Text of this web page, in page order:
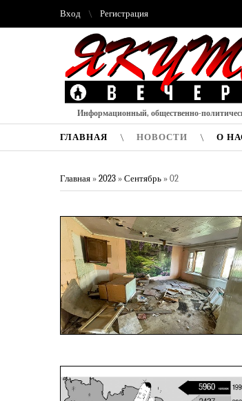
Вход Регистрация
Информационный, общественно-
ГЛАВНАЯ НОВОСТИ О
Главная » 2023 » Сентябрь » 02